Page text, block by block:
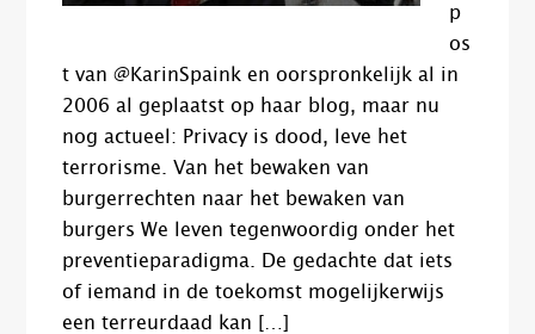
p
os
t van @KarinSpaink en oorspronkelijk al in
2006 al geplaatst op haar blog, maar nu
nog actueel: Privacy is dood, leve het
terrorisme. Van het bewaken van
burgerrechten naar het bewaken van
burgers We leven tegenwoordig onder het
preventieparadigma. De gedachte dat iets
of iemand in de toekomst mogelijkerwijs
een terreurdaad kan […]